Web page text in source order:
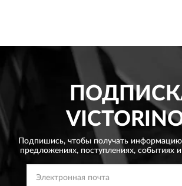
Подпишись, чтобы получать
предложениях, поступлениях, событиях